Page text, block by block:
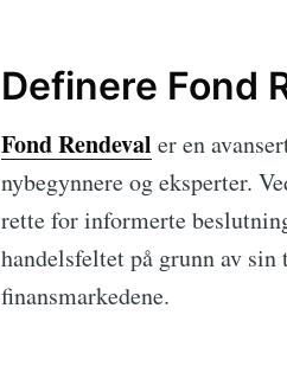
Definere Fond
Fond Rendeval er en
nybegynnere og eksperter.
rette for informerte
handelsfeltet på grunn av
finansmarkedene.